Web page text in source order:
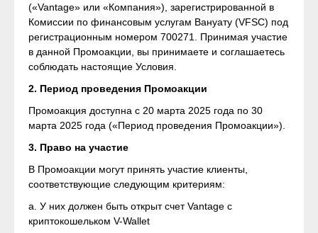
(«Vantage» или «Компания»), зарегистрированной в
Комиссии по финансовым услугам Вануату (VFSC) под
регистрационным номером 700271. Принимая участие
в данной Промоакции, вы принимаете и соглашаетесь
соблюдать настоящие Условия.
2. Период проведения Промоакции
Промоакция доступна с 20 марта 2025 года по 30
марта 2025 года («Период проведения Промоакции»).
3. Право на участие
В Промоакции могут принять участие клиенты,
соответствующие следующим критериям:
a. У них должен быть открыт счет Vantage с
криптокошельком V-Wallet